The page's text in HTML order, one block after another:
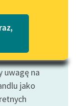
w formacie PDF
uwagę na
jako